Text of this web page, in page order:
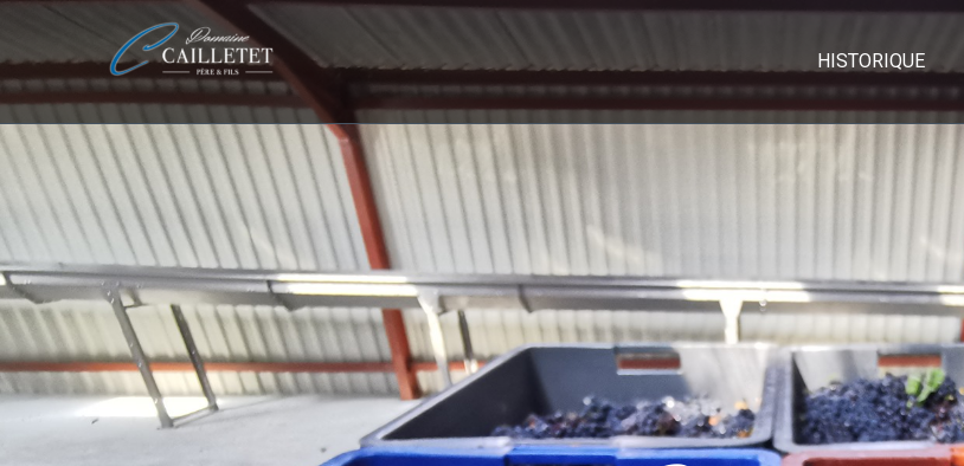
Domaine Cailletet Père
& Fils – Vigneron –
GAEC située à Bouix
(21)
HISTORIQUE